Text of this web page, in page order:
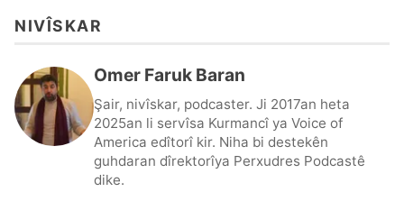
NIVÎSKAR
Omer Faruk Baran
Şair, nivîskar, podcaster. Ji 2017an heta
2025an li servîsa Kurmancî ya Voice of
America edîtorî kir. Niha bi destekên
guhdaran dîrektorîya Perxudres Podcastê
dike.